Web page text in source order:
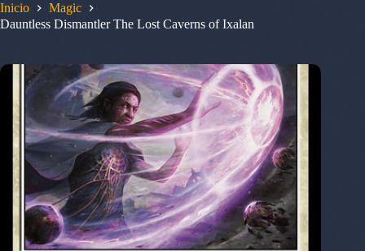
Inicio
Magic
Dauntless Dismantler The Lost Caverns of Ixalan